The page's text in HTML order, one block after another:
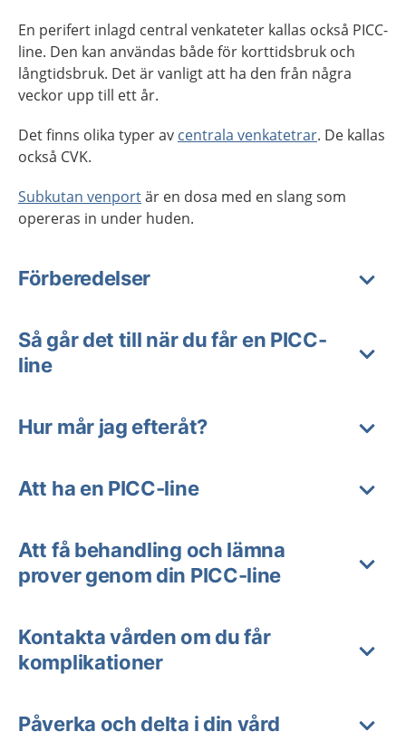
En perifert inlagd central venkateter kallas också PICC-
line. Den kan användas både för korttidsbruk och
långtidsbruk. Det är vanligt att ha den från några
veckor upp till ett år.
Det finns olika typer av centrala venkatetrar. De kallas
också CVK.
Subkutan venportär en dosa med en slang som
opereras in under huden.
Förberedelser
Så går det till när du får en PICC-
line
Hur mår jag efteråt?
Att ha en PICC-line
Att få behandling och lämna
prover genom din PICC-line
Kontakta vården om du får
komplikationer
Påverka och delta i din vård